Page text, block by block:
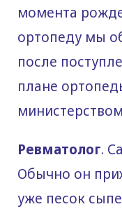
момента
ортопеду мы
после
плане
Ревматолог.
Обычно он
уже песок